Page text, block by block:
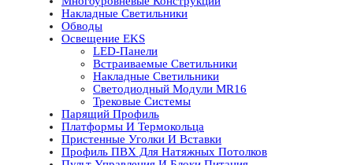
Накладные Светильники
Обводы
Освещение EKS
LED-Панели
Встраиваемые Светильники
Накладные Светильники
Светодиодный Модули MR16
Трековые Системы
Парящий Профиль
Платформы И Термокольца
Пристенные Уголки И Вставки
Профиль ПВХ Для Натяжных Потолков